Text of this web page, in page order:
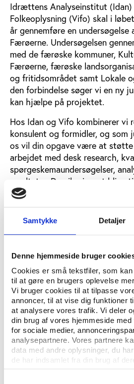
Samtykke Detaljer
Denne hjemmeside bruger
Cookies er små tekstfiler, som
til at gøre en brugers oplevelse
Vi bruger cookies til at tilpasse
annoncer, til at vise dig funktioner
at analysere vores trafik. Vi deler
din brug af vores hjemmeside
for sociale medier,
analysepartnere. Vores partnere
data med andre oplysninger, du
de har indsamlet fra din brug af
Idrættens Analyseinstitut
Folkeoplysning (Vifo) skal i
år gennemføre en
Færøerne. Undersøgelsen
med de færøske kommuner,
Færøerne, færøske
og fritidsområdet samt Lokale
den forbindelse søger vi en ny
kan hjælpe på projektet.
Hos Idan og Vifo kombinerer vi
konsulent og formidler, og som
os vil din opgave være at
arbejdet med desk research,
spørgeskemaundersøgelser,
resultater. Du vil primært blive
fritidslivet på Færøerne, men
på andre af instituttets
Arbejdsmæssigt er du grundig
skal både kunne arbejde
forudsætning for jobbet, at du
sprog i både skrift og tale, og
gode formidlingsevner på dansk.
færøske kultur og
fritidsliv er derudover en stor
Vi forestiller os, at du er i gang
samfundsvidenskabelig
statskundskab, økonomi,